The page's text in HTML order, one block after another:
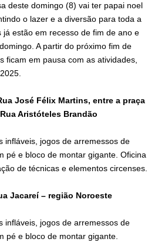
deste domingo (8) vai ter papai noel
o lazer e a diversão para toda a
já estão em recesso de fim de ano e
A partir do próximo fim de
ficam em pausa com as atividades,
José Félix Martins, entre a praça
Aristóteles Brandão
infláveis, jogos de arremessos de
pé e bloco de montar gigante. Oficina
de técnicas e elementos circenses.
Jacareí – região Noroeste
infláveis, jogos de arremessos de
pé e bloco de montar gigante.